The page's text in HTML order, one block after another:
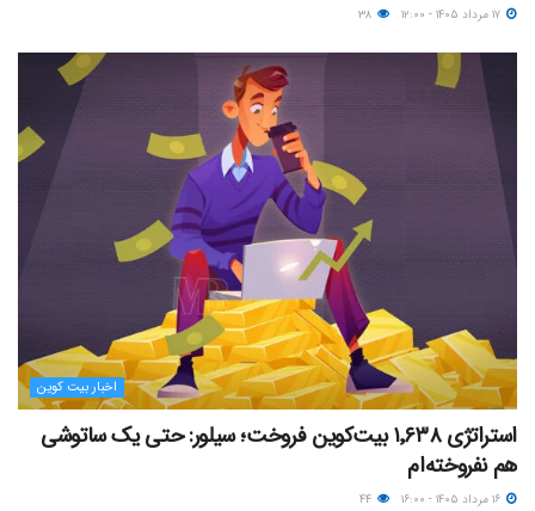
اخبار بیت کوین
استراتژی ۱٬۶۳۸ بیت‌کوین فروخت؛ سیلور: حتی یک ساتوشی
هم نفروخته‌ام